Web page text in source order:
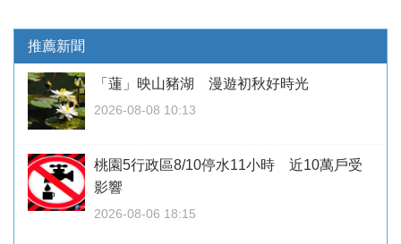
推薦新聞
「蓮」映山豬湖 漫遊初秋好時光
2026-08-08 10:13
桃園5行政區8/10停水11小時 近10萬戶受
影響
2026-08-06 18:15